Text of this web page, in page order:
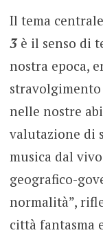
Il tema
3è il senso di
nostra epoca,
nelle nostre
valutazione di
musica dal
geografico-
normalità”,
città fantasma